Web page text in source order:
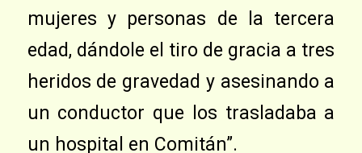
mujeres y personas de la tercera
edad, dándole el tiro de gracia a tres
heridos de gravedad y asesinando a
un conductor que los trasladaba a
un hospital en Comitán”.